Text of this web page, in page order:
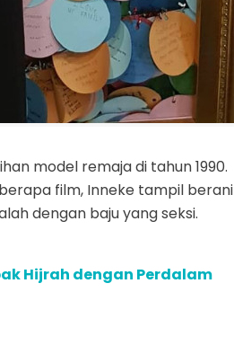
model remaja di tahun 1990.
film, Inneke tampil berani
dengan baju yang seksi.
Hijrah dengan Perdalam